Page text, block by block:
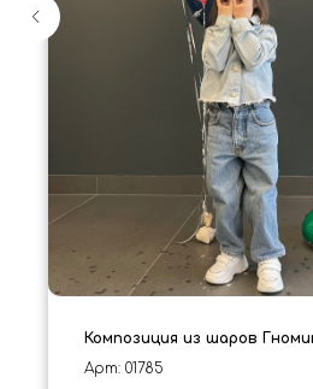
Композиция из шаров
Арт: 01785